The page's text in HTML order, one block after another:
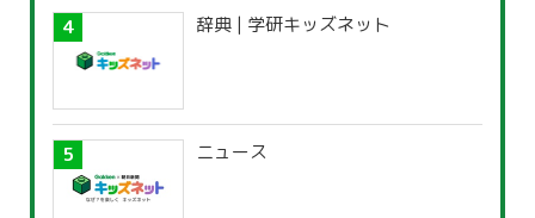
辞典 | 学研キッズネット
ニュース